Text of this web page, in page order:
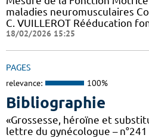
maladies neuromusculaires
C. VUILLEROT Rééducation
18/02/2026 15:25
PAGES
relevance: 100%
Bibliographie
«Grossesse, héroïne et
lettre du gynécologue – n°241